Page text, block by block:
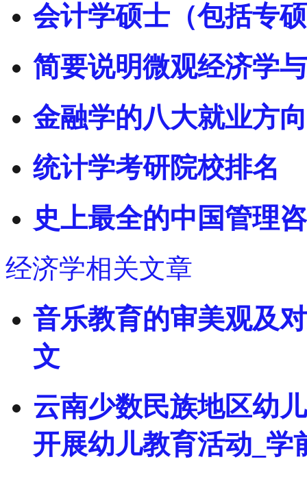
会计学硕士（包括专
简要说明微观经济学
金融学的八大就业方
统计学考研院校排名
史上最全的中国管理
经济学相关文章
音乐教育的审美观及
文
云南少数民族地区幼
开展幼儿教育活动_学